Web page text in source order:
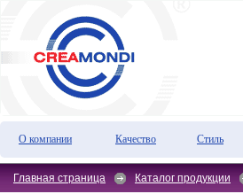
О компании Качество Стиль
Главная страница Каталог продукции